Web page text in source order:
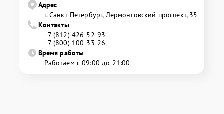
Адрес
г. Санкт-Петербург, Лермонтовский проспект, 35
Контакты
+7 (812) 426-52-93
+7 (800) 100-33-26
Время работы
Работаем с 09:00 до 21:00